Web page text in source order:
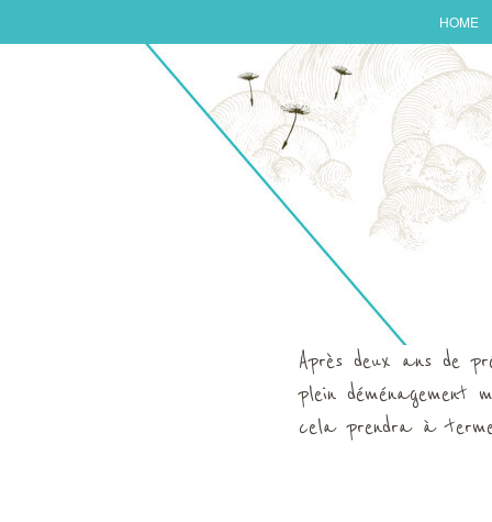
HOME
Après deux ans de
plein
cela prendra à